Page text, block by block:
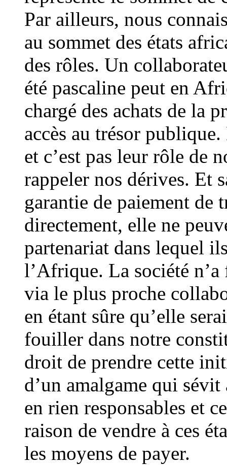
Par ailleurs, nous
au sommet des états
des rôles. Un
été pascaline peut en
chargé des achats de la
accès au trésor
et c’est pas leur rôle de
rappeler nos dérives. Et
garantie de paiement de
directement, elle ne
partenariat dans lequel
l’Afrique. La société
via le plus proche
en étant sûre qu’elle
fouiller dans notre
droit de prendre cette
d’un amalgame qui
en rien responsables et
raison de vendre à ces
les moyens de payer.